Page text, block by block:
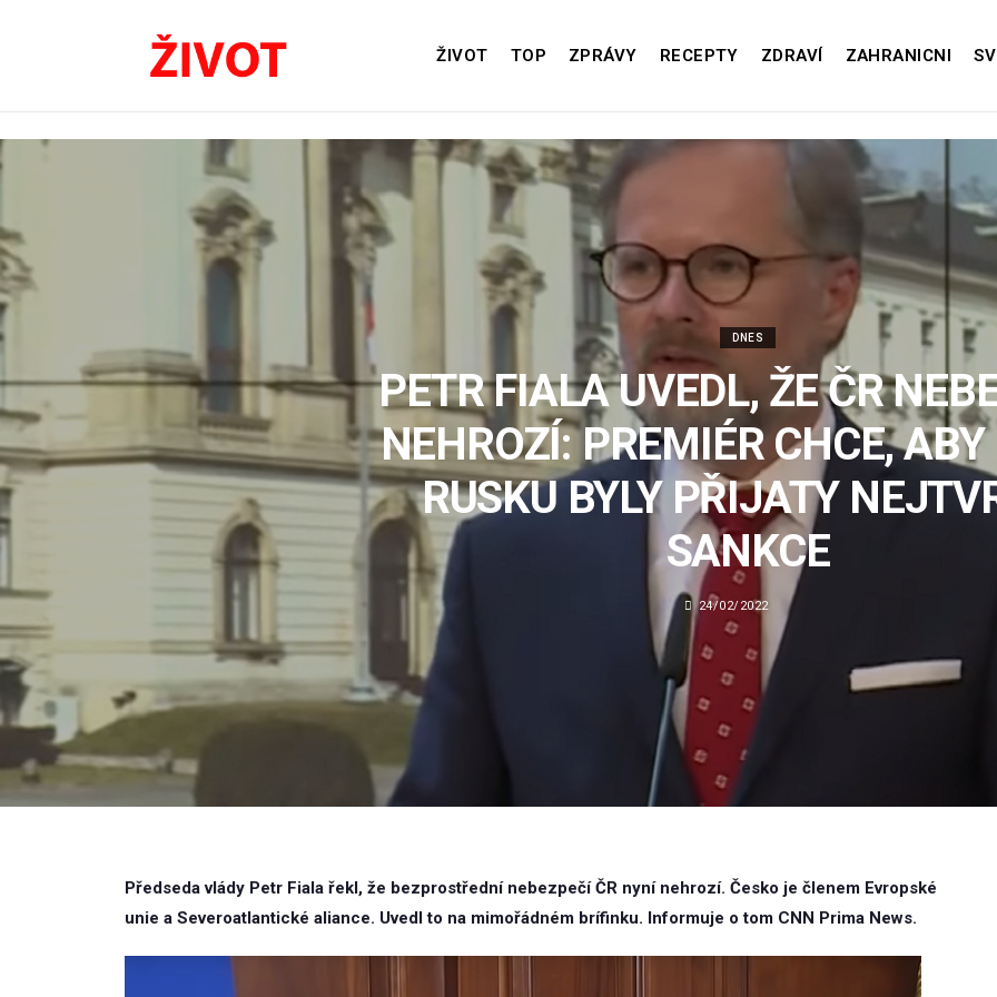
ŽIVOT TOP ZPRÁVY RECEPTY ZDRAVÍ ZAHRANICNI
DNES
PETR FIALA UVEDL, ŽE ČR
NEHROZÍ: PREMIÉR CHCE, ABY
RUSKU BYLY PŘIJATY
SANKCE
24/02/2022
Předseda vlády Petr Fiala řekl, že bezprostřední nebezpečí ČR nyní nehrozí. Česko je členem Evropské
unie a Severoatlantické aliance. Uvedl to na mimořádném brífinku. Informuje o tom CNN Prima News.